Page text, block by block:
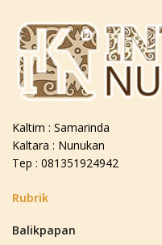
Kaltim : Samarinda
Kaltara : Nunukan
Tep : 081351924942
Rubrik
Balikpapan